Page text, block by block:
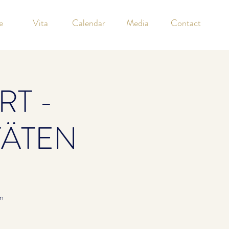
Vita Calendar Media Contact
-